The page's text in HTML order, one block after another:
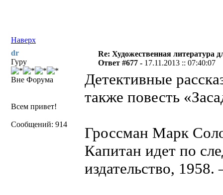
Наверх
dr
Гуру
Вне Форума
Всем привет!
Сообщений: 914
Re: Художественная литература
Ответ #677 - 17.11.2013 :: 07:40:07
Детективные
также повесть
Гроссман Марк
Капитан идет по
издательство,